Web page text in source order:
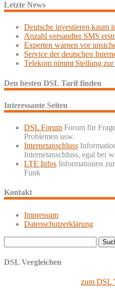
Letzte News
Deutsche investieren kaum
Anzahl versandter SMS
Experten warnen vor
Service der deutschen
Telekom nimmt Stellung
Den besten DSL Tarif finden
Interessante Seiten
DSL Forum Forum für
Problemen usw.
Internetanschluss
Internetanschluss, egal bei
LTE Infos Informationen
Funk
Kontakt
Impressum
Datenschutzerklärung
nach:
DSL Vergleichen
zum DSL